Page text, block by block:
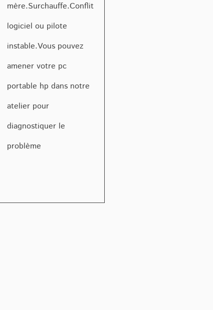
mère.Surchauffe.Conflit
logiciel ou pilote
instable.Vous pouvez
amener votre pc
portable hp dans notre
atelier pour
diagnostiquer le
problème